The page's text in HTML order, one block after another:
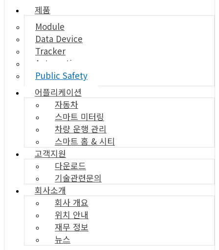
제품
Module
Data Device
Tracker
Automotive
Public Safety
어플리케이션
자동차
스마트 미터링
차량 운행 관리
스마트 홈 & 시티
고객지원
다운로드
기술관련문의
회사소개
회사 개요
위치 안내
재무 정보
뉴스